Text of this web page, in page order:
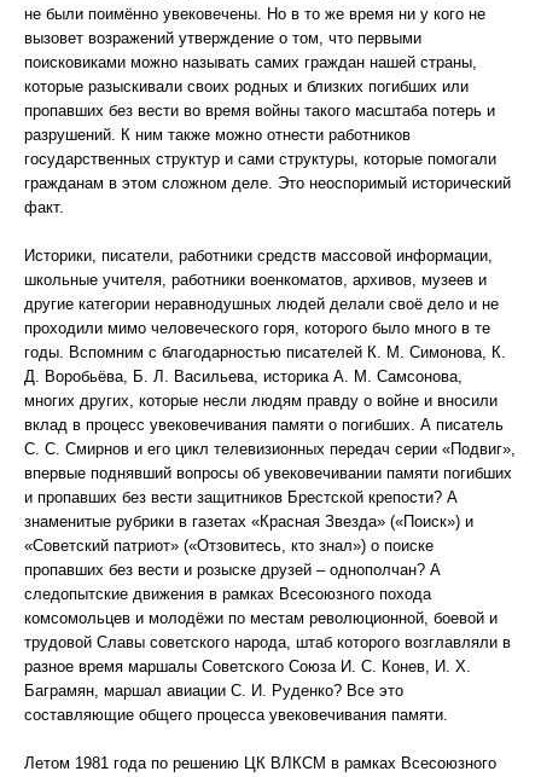
не были поимённо увековечены. Но в то же время ни у кого не
вызовет возражений утверждение о том, что первыми
поисковиками можно называть самих граждан нашей страны,
которые разыскивали своих родных и близких погибших или
пропавших без вести во время войны такого масштаба потерь и
разрушений. К ним также можно отнести работников
государственных структур и сами структуры, которые помогали
гражданам в этом сложном деле. Это неоспоримый исторический
факт.
Историки, писатели, работники средств массовой информации,
школьные учителя, работники военкоматов, архивов, музеев и
другие категории неравнодушных людей делали своё дело и не
проходили мимо человеческого горя, которого было много в те
годы. Вспомним с благодарностью писателей К. М. Симонова, К.
Д. Воробьёва, Б. Л. Васильева, историка А. М. Самсонова,
многих других, которые несли людям правду о войне и вносили
вклад в процесс увековечивания памяти о погибших. А писатель
С. С. Смирнов и его цикл телевизионных передач серии «Подвиг»,
впервые поднявший вопросы об увековечивании памяти погибших
и пропавших без вести защитников Брестской крепости? А
знаменитые рубрики в газетах «Красная Звезда» («Поиск») и
«Советский патриот» («Отзовитесь, кто знал») о поиске
пропавших без вести и розыске друзей – однополчан? А
следопытские движения в рамках Всесоюзного похода
комсомольцев и молодёжи по местам революционной, боевой и
трудовой Славы советского народа, штаб которого возглавляли в
разное время маршалы Советского Союза И. С. Конев, И. Х.
Баграмян, маршал авиации С. И. Руденко? Все это
составляющие общего процесса увековечивания памяти.
Летом 1981 года по решению ЦК ВЛКСМ в рамках Всесоюзного